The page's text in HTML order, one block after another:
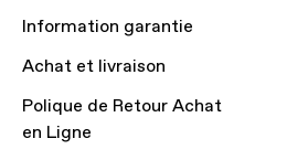
Information garantie
Achat et livraison
Polique de Retour Achat
en Ligne